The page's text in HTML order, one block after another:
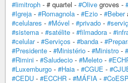
#limitroph - # quartel - #Olive groves -
#Igreja - #Romagnola - #Ezio - #Beber
#celulares - #Móvel - #privado -
#sistema - #satélite - #filmadora -
#celular- #Serviços - #banda -
#Presidente - #Ministério - #Ministro -
#Rimini - #Saludecio - #Meleto -
#Luxemburgo - #Haia - #CGUE -
#CEDU - #ECCHR - #MÁFIA -